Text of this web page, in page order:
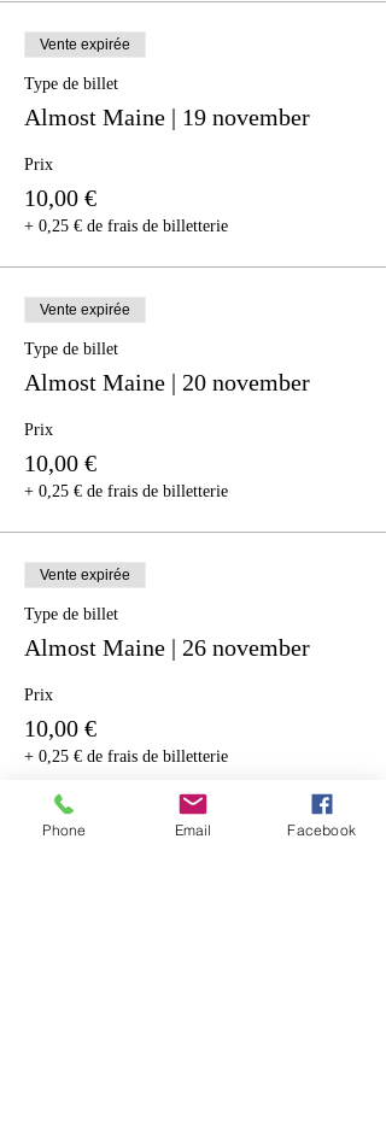
Vente expirée
Type de billet
Almost Maine | 19 november
Prix
10,00 €
+ 0,25 € de frais de billetterie
Vente expirée
Type de billet
Almost Maine | 20 november
Prix
10,00 €
+ 0,25 € de frais de billetterie
Vente expirée
Type de billet
Almost Maine | 26 november
Prix
10,00 €
+ 0,25 € de frais de billetterie
Vente expirée
Phone Email Facebook